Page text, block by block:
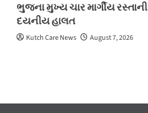
ભુજના મુખ્ય ચાર માર્ગીય રસ્તાની
દયનીય હાલત
Kutch Care News August 7, 2026